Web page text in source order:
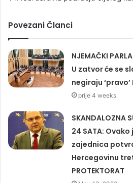
Povezani Članci
NJEMAČKI
U zatvor će se
negiraju
prije 4 weeks
SKANDALOZNA
24 SATA:
zajednica
Hercegovinu
PROTEKTORAT